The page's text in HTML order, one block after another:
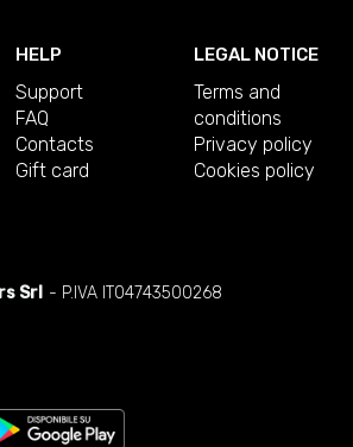
HELP
Support
FAQ
Contacts
Gift card
LEGAL NOTICE
Terms and
conditions
Privacy policy
Cookies policy
Srl - P.IVA IT04743500268